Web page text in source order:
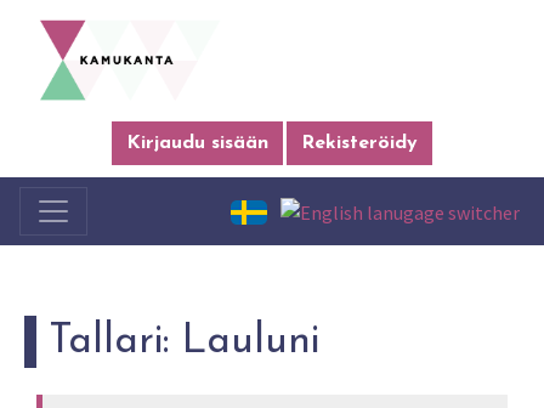
Kirjaudu sisään Rekisteröidy
Tallari: Lauluni